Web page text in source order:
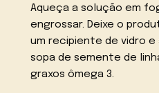
Aqueça a solução em
engrossar. Deixe o
um recipiente de vidro
sopa de semente de
graxos ômega 3.